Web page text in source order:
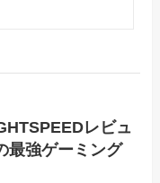
レビュ
最強ゲーミング